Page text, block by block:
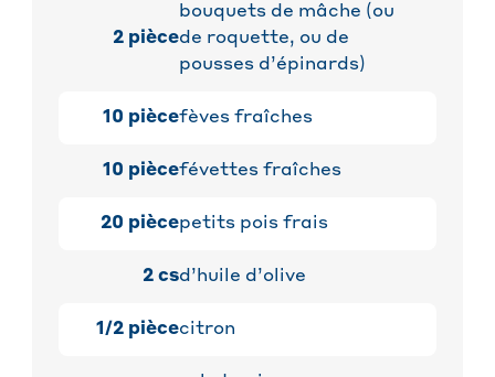
2 pièce
bouquets de mâche (ou
de roquette, ou de
pousses d’épinards)
10 piècefèves fraîches
10 piècefévettes fraîches
20 piècepetits pois frais
2 csd’huile d’olive
1/2 piècecitron